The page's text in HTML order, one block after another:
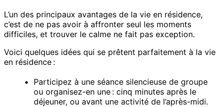
L’un des principaux avantages de la vie en résidence,
c’est de ne pas avoir à affronter seul les moments
difficiles, et trouver le calme ne fait pas exception.
Voici quelques idées qui se prêtent parfaitement à la vie
en résidence :
Participez à une séance silencieuse de groupe
ou organisez-en une : cinq minutes après le
déjeuner, ou avant une activité de l’après-midi.